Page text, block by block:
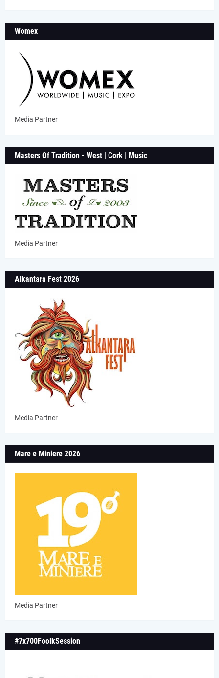
Womex
Media Partner
Masters Of Tradition - West | Cork | Music
Media Partner
Alkantara Fest 2026
Media Partner
Mare e Miniere 2026
Media Partner
#7x700FoolkSession